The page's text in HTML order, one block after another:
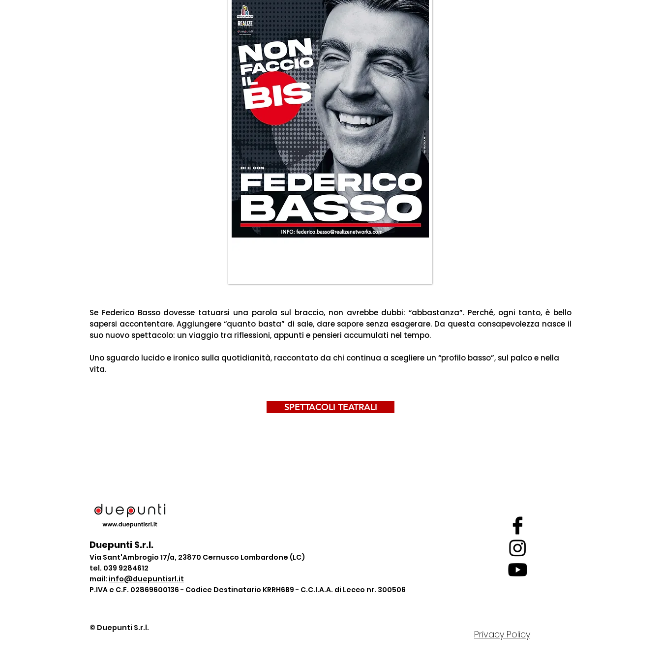
Se Federico Basso dovesse tatuarsi una parola sul braccio, non avrebbe dubbi: “abbastanza”. Perché, ogni tanto, è bello
sapersi accontentare. Aggiungere “quanto basta” di sale, dare sapore senza esagerare. Da questa consapevolezza nasce il
suo nuovo spettacolo: un viaggio tra riflessioni, appunti e pensieri accumulati nel tempo.
Uno sguardo lucido e ironico sulla quotidianità, raccontato da chi continua a scegliere un “profilo basso”, sul palco e nella
vita.
SPETTACOLI TEATRALI
Duepunti S.r.l.
Via Sant'Ambrogio 17/a, 23870 Cernusco Lombardone (LC)
tel. 039 9284612
mail: info@duepuntisrl.it
P.IVA e C.F. 02869600136 - Codice Destinatario KRRH6B9 - C.C.I.A.A. di Lecco nr. 300506
© Duepunti S.r.l.
Privacy Policy